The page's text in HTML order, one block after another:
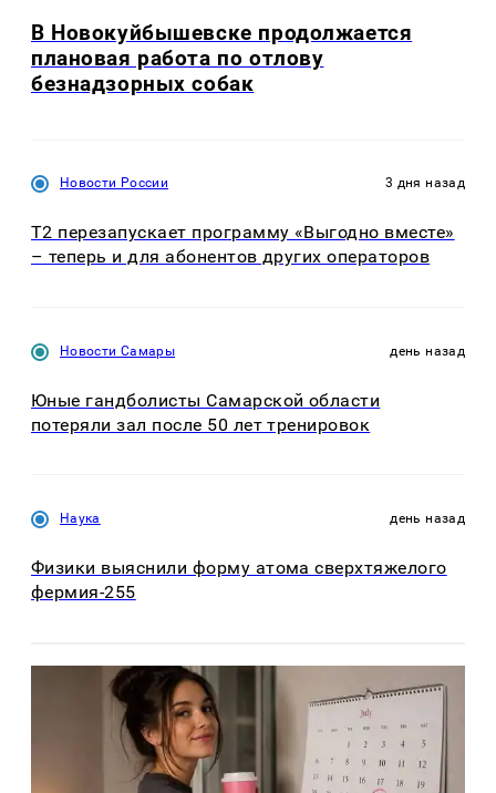
В Новокуйбышевске продолжается
плановая работа по отлову
безнадзорных собак
Новости России 3 дня назад
Т2 перезапускает программу «Выгодно вместе»
– теперь и для абонентов других операторов
Новости Самары день назад
Юные гандболисты Самарской области
потеряли зал после 50 лет тренировок
Наука день назад
Физики выяснили форму атома сверхтяжелого
фермия-255